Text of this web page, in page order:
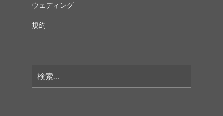
ウェディング
規約
索: